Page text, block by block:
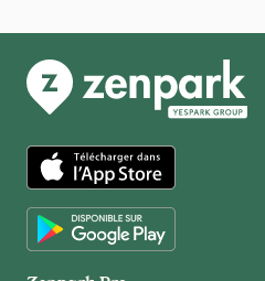
Réserver
+ Abonnements disponibles
Paris -
App Store